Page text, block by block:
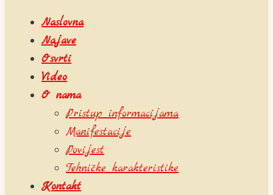
Naslovna
Najave
Osvrti
Video
O nama
Pristup informacijama
Manifestacije
Povijest
Tehničke karakteristike
Kontakt